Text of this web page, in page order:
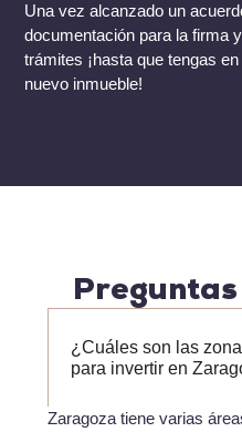
Una vez alcanzado un
documentación para la firma
trámites ¡hasta que tengas
nuevo inmueble!
¿Cuáles son las
para invertir en
Zaragoza tiene varias